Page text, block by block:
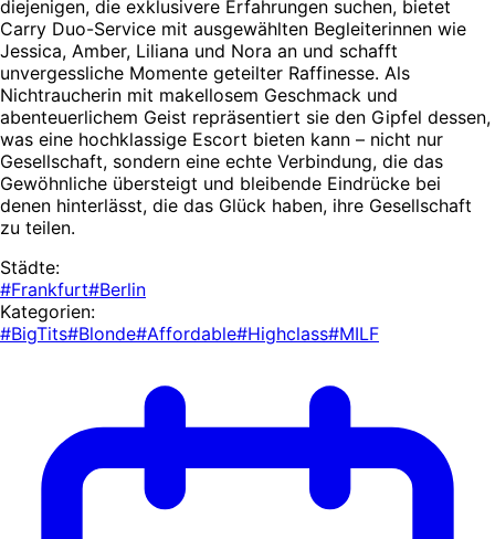
diejenigen, die exklusivere Erfahrungen suchen, bietet
Carry Duo-Service mit ausgewählten Begleiterinnen wie
Jessica, Amber, Liliana und Nora an und schafft
unvergessliche Momente geteilter Raffinesse. Als
Nichtraucherin mit makellosem Geschmack und
abenteuerlichem Geist repräsentiert sie den Gipfel dessen,
was eine hochklassige Escort bieten kann – nicht nur
Gesellschaft, sondern eine echte Verbindung, die das
Gewöhnliche übersteigt und bleibende Eindrücke bei
denen hinterlässt, die das Glück haben, ihre Gesellschaft
zu teilen.
Städte:
#Frankfurt#Berlin
Kategorien:
#BigTits#Blonde#Affordable#Highclass#MILF